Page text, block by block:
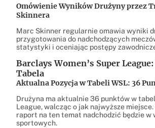
Omówienie Wyników Drużyny przez
Skinnera
Marc Skinner regularnie omawia wyniki
przygotowania do nadchodzących
statystyki i oceniając postępy
Barclays Women’s Super
Tabela
Aktualna Pozycja w Tabeli WSL: 36
Drużyna ma aktualnie 36 punktów w
League, walcząc o jak najwyższe miejsce.
raport na ten temat nadchodzić będzie w
sportowych.